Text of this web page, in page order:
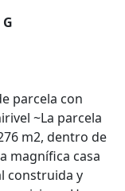
G
parcela con
~La parcela
m2, dentro de
magnífica casa
construida y